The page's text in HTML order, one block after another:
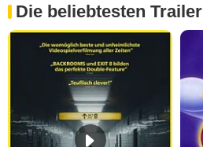
Die beliebtesten Trailer